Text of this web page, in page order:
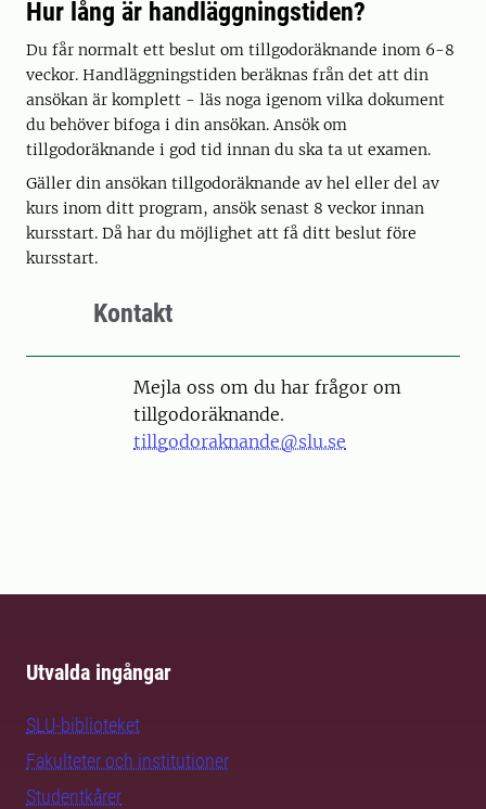
Hur lång är handläggningstiden?
Du får normalt ett beslut om tillgodoräknande inom 6-8
veckor. Handläggningstiden beräknas från det att din
ansökan är komplett - läs noga igenom vilka dokument
du behöver bifoga i din ansökan. Ansök om
tillgodoräknande i god tid innan du ska ta ut examen.
Gäller din ansökan tillgodoräknande av hel eller del av
kurs inom ditt program, ansök senast 8 veckor innan
kursstart. Då har du möjlighet att få ditt beslut före
kursstart.
Kontakt
Mejla oss om du har frågor om
tillgodoräknande.
tillgodoraknande@slu.se
Utvalda ingångar
SLU-biblioteket
Fakulteter och institutioner
Studentkårer